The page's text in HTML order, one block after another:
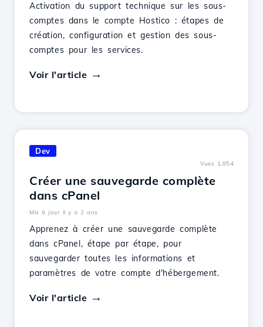
Activation du support technique sur les sous-
comptes dans le compte Hostico : étapes de
création, configuration et gestion des sous-
comptes pour les services.
Voir l'article
Dev
Vues 1,854
Créer une sauvegarde complète
dans cPanel
Mis à jour il y a 2 ans
Apprenez à créer une sauvegarde complète
dans cPanel, étape par étape, pour
sauvegarder toutes les informations et
paramètres de votre compte d'hébergement.
Voir l'article